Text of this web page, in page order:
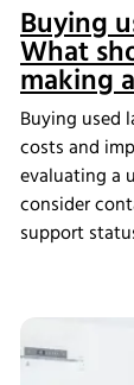
Buying
What
making
Buying used
costs and
evaluating a
consider
support